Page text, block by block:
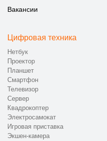
Вакансии
Цифровая техника
Нетбук
Проектор
Планшет
Смартфон
Телевизор
Сервер
Квадрокоптер
Электросамокат
Игровая приставка
Экшен-камера